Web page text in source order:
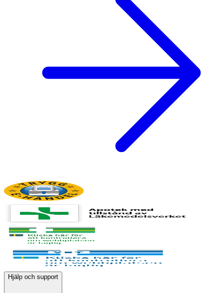
Hjälp och support